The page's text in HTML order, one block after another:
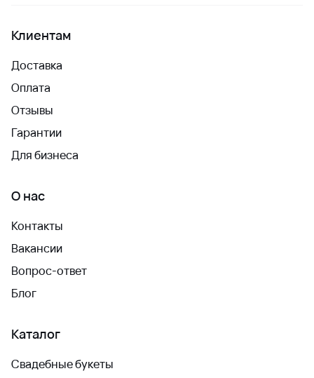
Клиентам
Доставка
Оплата
Отзывы
Гарантии
Для бизнеса
О нас
Контакты
Вакансии
Вопрос-ответ
Блог
Каталог
Свадебные букеты